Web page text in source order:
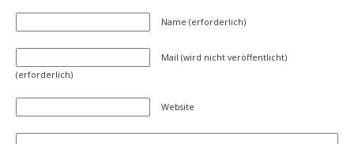
Name (erforderlich)
Mail (wird nicht veröffentlicht)
(erforderlich)
Website